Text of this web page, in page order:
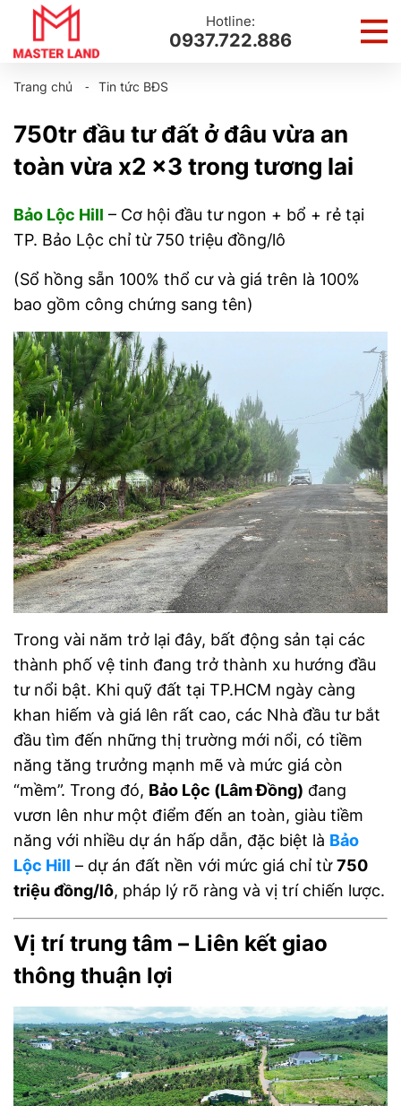
Hotline:
0937.722.886
Trang chủ ⁃ Tin tức BĐS
750tr đầu tư đất ở đâu vừa an
toàn vừa x2 x3 trong tương lai
Bảo Lộc Hill – Cơ hội đầu tư ngon + bổ + rẻ tại
TP. Bảo Lộc chỉ từ 750 triệu đồng/lô
(Sổ hồng sẵn 100% thổ cư và giá trên là 100%
bao gồm công chứng sang tên)
Trong vài năm trở lại đây, bất động sản tại các
thành phố vệ tinh đang trở thành xu hướng đầu
tư nổi bật. Khi quỹ đất tại TP.HCM ngày càng
khan hiếm và giá lên rất cao, các Nhà đầu tư bắt
đầu tìm đến những thị trường mới nổi, có tiềm
năng tăng trưởng mạnh mẽ và mức giá còn
“mềm”. Trong đó, Bảo Lộc (Lâm Đồng) đang
vươn lên như một điểm đến an toàn, giàu tiềm
năng với nhiều dự án hấp dẫn, đặc biệt là Bảo
Lộc Hill – dự án đất nền với mức giá chỉ từ750
triệu đồng/lô, pháp lý rõ ràng và vị trí chiến lược.
Vị trí trung tâm – Liên kết giao
thông thuận lợi